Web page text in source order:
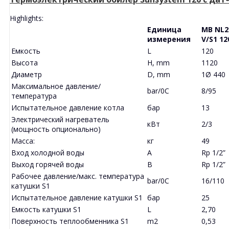
Highlights:
Единица
измерения
MB NL2
V/S1
Емкость
L
120
Высота
H, mm
1120
Диаметр
D, mm
1Ø 440
Максимальное давление/
температура
bar/0C
8/95
Испытательное давление котла
бар
13
Электрический нагреватель
(мощность опционально)
кВт
2/3
Масса:
кг
49
Вход холодной воды
A
Rp 1/2”
Выход горячей воды
B
Rp 1/2”
Рабочее давление/макс. температура
катушки S1
bar/0C
16/110
Испытательное давление катушки S1
бар
25
Емкость катушки S1
L
2,70
Поверхность теплообменника S1
m2
0,53